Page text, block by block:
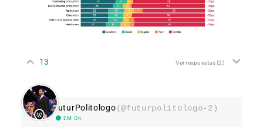
13 Ver respuestas(2)
FuturPolitologo(@futurpolitologo-2)
EM On